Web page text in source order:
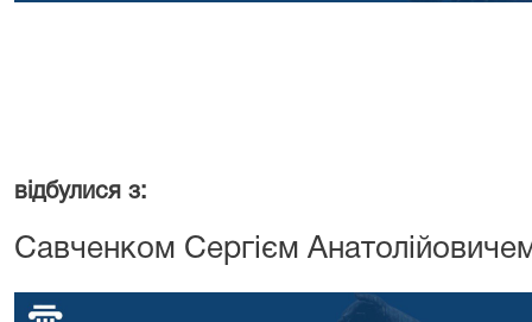
відбулися з:
Савченком Сергієм